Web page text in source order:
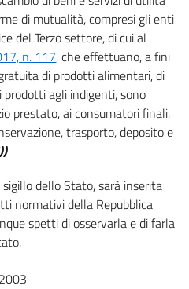
di mutualità, compresi gli enti
del Terzo settore, di cui al
n. 117, che effettuano, a fini
di prodotti alimentari, di
agli indigenti, sono
prestato, ai consumatori finali,
trasporto, deposito e
dello Stato, sarà inserita
normativi della Repubblica
spetti di osservarla e di farla